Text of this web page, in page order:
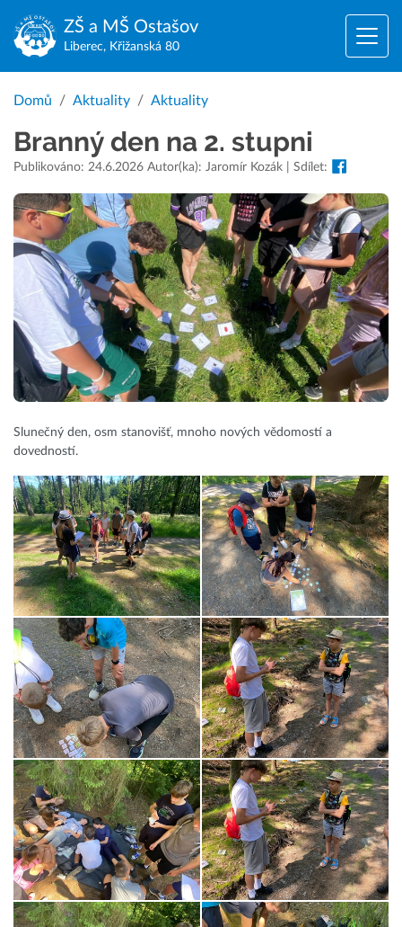
ZŠ a MŠ Ostašov
Liberec, Křižanská 80
Domů Aktuality Aktuality
Branný den na 2. stupni
Publikováno: 24.6.2026 Autor(ka): Jaromír Kozák | Sdílet:
Slunečný den, osm stanovišť, mnoho nových vědomostí a
dovedností.